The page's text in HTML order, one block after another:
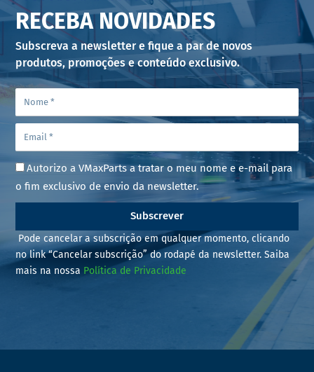
RECEBA NOVIDADES
Subscreva a newsletter e fique a par de novos
produtos, promoções e conteúdo exclusivo.
Autorizo a VMaxParts a tratar o meu nome e e-mail para
o fim exclusivo de envio da newsletter.
Subscrever
Pode cancelar a subscrição em qualquer momento, clicando
no link “Cancelar subscrição” do rodapé da newsletter. Saiba
mais na nossa Política de Privacidade